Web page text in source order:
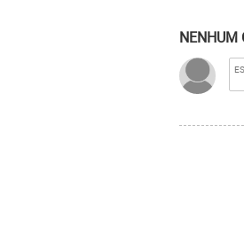
NENHUM